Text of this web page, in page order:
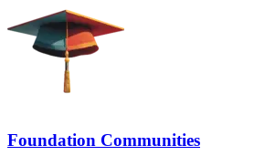
Foundation Communities